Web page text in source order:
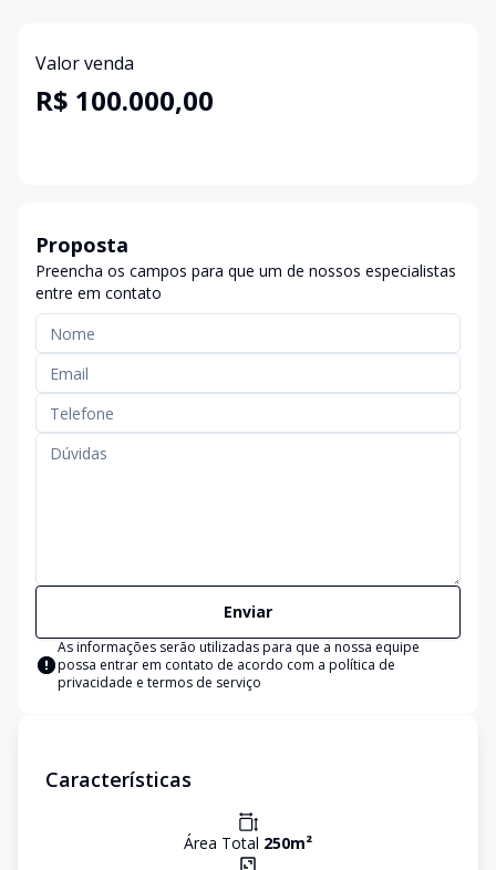
Valor venda
R$ 100.000,00
Proposta
Preencha os campos para que um de nossos especialistas
entre em contato
Enviar
As informações serão utilizadas para que a nossa equipe
possa entrar em contato de acordo com a política de
privacidade e termos de serviço
Características
Área Total 250m²